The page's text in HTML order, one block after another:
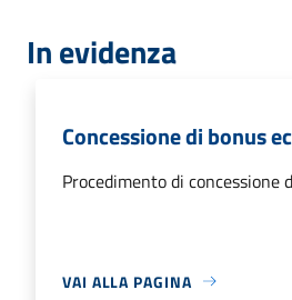
In evidenza
Concessione di bonus
Procedimento di concessione
VAI ALLA PAGINA